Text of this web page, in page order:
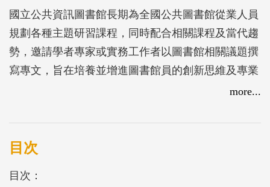
國立公共資訊圖書館長期為全國公共圖書館從業人員
規劃各種主題研習課程，同時配合相關課程及當代趨
勢，邀請學者專家或實務工作者以圖書館相關議題撰
寫專文，旨在培養並增進圖書館員的創新思維及專業
知能，年度收錄文章包括從數位科技、策展思維、分
more...
目次
目次：